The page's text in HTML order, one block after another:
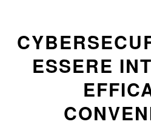
ESSERE